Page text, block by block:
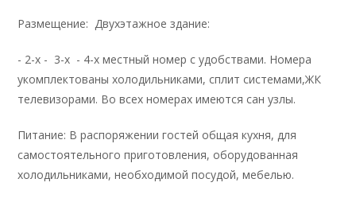
Размещение: Двухэтажное здание:
- 2-х - 3-х - 4-х местный номер с удобствами. Номера
укомплектованы холодильниками, сплит системами,ЖК
телевизорами. Во всех номерах имеются сан узлы.
Питание: В распоряжении гостей общая кухня, для
самостоятельного приготовления, оборудованная
холодильниками, необходимой посудой, мебелью.